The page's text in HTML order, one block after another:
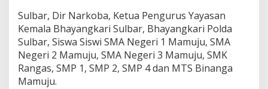
a
n
K
a
p
o
Sulbar, Dir Narkoba, Ketua Pengurus Yayasan
Kemala Bhayangkari Sulbar, Bhayangkari Polda
Sulbar, Siswa Siswi SMA Negeri 1 Mamuju, SMA
Negeri 2 Mamuju, SMA Negeri 3 Mamuju, SMK
Rangas, SMP 1, SMP 2, SMP 4 dan MTS Binanga
Mamuju.